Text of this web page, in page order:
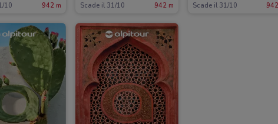
10 942 m Scade il 31/10 942 m Scade il 31/10